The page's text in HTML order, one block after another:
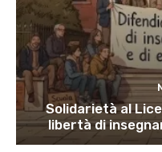
Solidarietà al
libertà di